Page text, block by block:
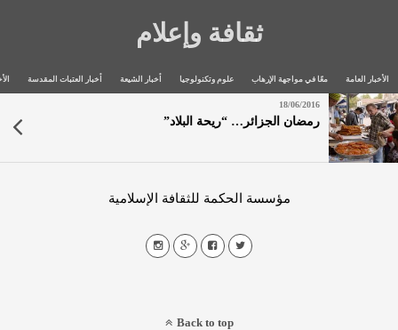
ثقافة وإعلام
الأخبار العامة معًا في مواجهة الإرهاب علوم وتكنولوجيا أخبار الشيعة أخبار العتبات المقدسة
18/06/2016
رمضان الجزائر… “ريحة البلاد”
مؤسسة الحكمة للثقافة الإسلامية
Back to top